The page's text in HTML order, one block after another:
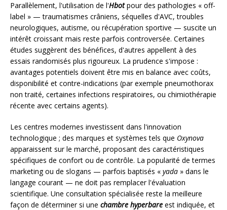
Parallèlement, l'utilisation de l'Hbotpour des pathologies « off-
label » — traumatismes crâniens, séquelles d'AVC, troubles
neurologiques, autisme, ou récupération sportive — suscite un
intérêt croissant mais reste parfois controversée. Certaines
études suggèrent des bénéfices, d'autres appellent à des
essais randomisés plus rigoureux. La prudence s'impose :
avantages potentiels doivent être mis en balance avec coûts,
disponibilité et contre-indications (par exemple pneumothorax
non traité, certaines infections respiratoires, ou chimiothérapie
récente avec certains agents).
Les centres modernes investissent dans l'innovation
technologique ; des marques et systèmes tels que Oxynova
apparaissent sur le marché, proposant des caractéristiques
spécifiques de confort ou de contrôle. La popularité de termes
marketing ou de slogans — parfois baptisés « yada » dans le
langage courant — ne doit pas remplacer l'évaluation
scientifique. Une consultation spécialisée reste la meilleure
façon de déterminer si une chambre hyperbare est indiquée, et